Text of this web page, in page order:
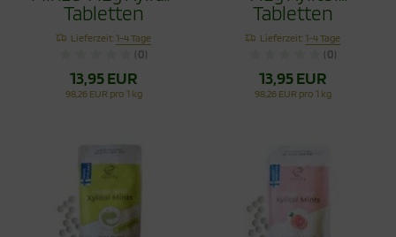
Tabletten
Lieferzeit:1-4 Tage
(0)
13,95 EUR
98,26 EUR pro 1 kg
Tabletten
Lieferzeit:1-4 Tage
(0)
13,95 EUR
98,26 EUR pro 1 kg